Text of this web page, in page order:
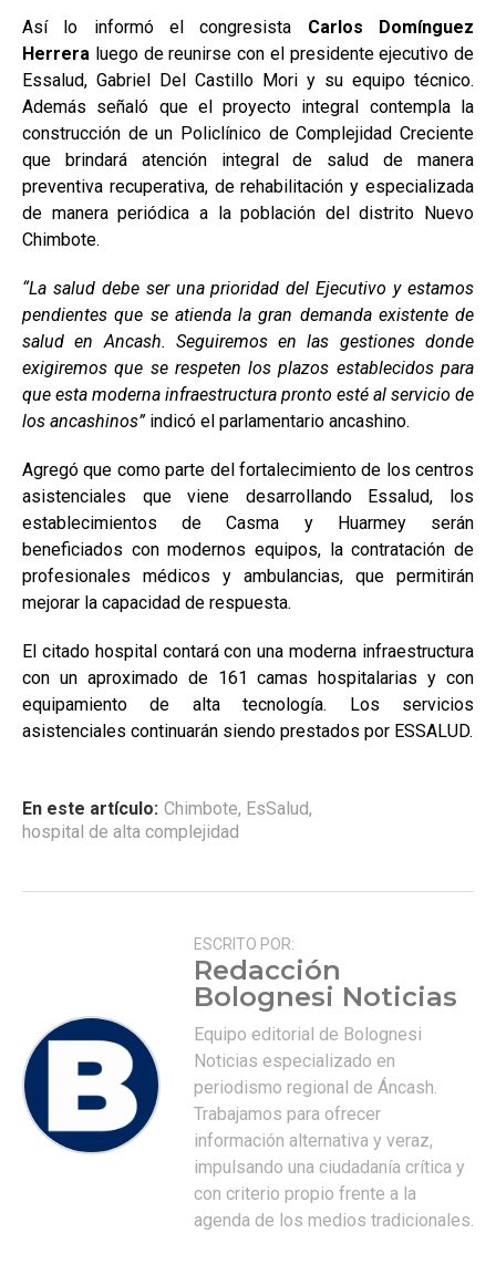
Así lo informó el congresista Carlos Domínguez
Herrera luego de reunirse con el presidente ejecutivo de
Essalud, Gabriel Del Castillo Mori y su equipo técnico.
Además señaló que el proyecto integral contempla la
construcción de un Policlínico de Complejidad Creciente
que brindará atención integral de salud de manera
preventiva recuperativa, de rehabilitación y especializada
de manera periódica a la población del distrito Nuevo
Chimbote.
“La salud debe ser una prioridad del Ejecutivo y estamos
pendientes que se atienda la gran demanda existente de
salud en Ancash. Seguiremos en las gestiones donde
exigiremos que se respeten los plazos establecidos para
que esta moderna infraestructura pronto esté al servicio de
los ancashinos”indicó el parlamentario ancashino.
Agregó que como parte del fortalecimiento de los centros
asistenciales que viene desarrollando Essalud, los
establecimientos de Casma y Huarmey serán
beneficiados con modernos equipos, la contratación de
profesionales médicos y ambulancias, que permitirán
mejorar la capacidad de respuesta.
El citado hospital contará con una moderna infraestructura
con un aproximado de 161 camas hospitalarias y con
equipamiento de alta tecnología. Los servicios
asistenciales continuarán siendo prestados por ESSALUD.
En este artículo: Chimbote, EsSalud,
hospital de alta complejidad
ESCRITO POR:
Redacción
Bolognesi Noticias
Equipo editorial de Bolognesi
Noticias especializado en
periodismo regional de Áncash.
Trabajamos para ofrecer
información alternativa y veraz,
impulsando una ciudadanía crítica y
con criterio propio frente a la
agenda de los medios tradicionales.